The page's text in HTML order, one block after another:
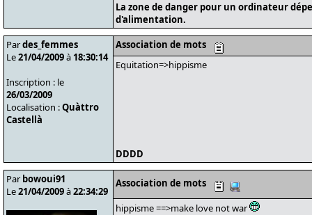
La zone de danger pour un ordinateur
d'alimentation.
Pardes_femmes
Le21/04/2009à 18:30:14
Inscription : le
26/03/2009
Localisation :Quàttro
Castellà
Association de mots
Equitation=>hippisme
DDDD
Par bowoui91
Le21/04/2009à22:34:29
Association de mots
hippisme ==>make love not war